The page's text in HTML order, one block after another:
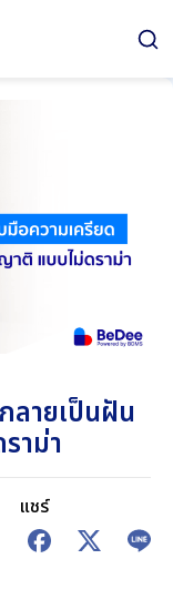
ลายเป็นฝัน
าม่า
แชร์